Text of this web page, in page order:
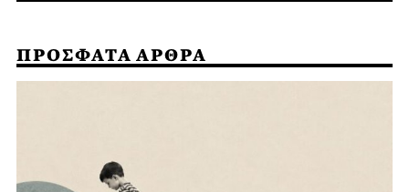
ΠΡΟΣΦΑΤΑ ΑΡΘΡΑ